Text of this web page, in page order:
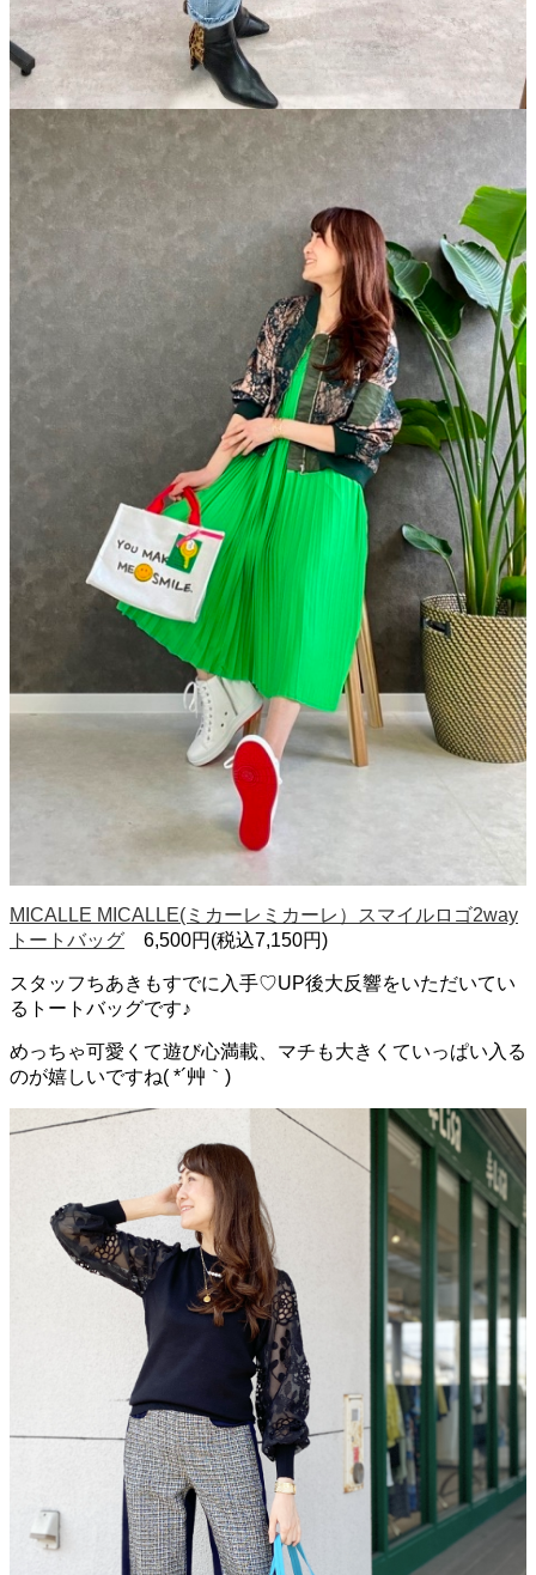
MICALLE MICALLE(ミカーレミカーレ）スマイルロゴ2way
トートバッグ 6,500円(税込7,150円)
スタッフちあきもすでに入手♡UP後大反響をいただいてい
るトートバッグです♪
めっちゃ可愛くて遊び心満載、マチも大きくていっぱい入る
のが嬉しいですね( *´艸｀)